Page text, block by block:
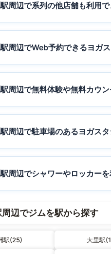
周辺で系列の他店舗も利用
周辺でWeb予約できるヨガ
周辺で無料体験や無料カウ
周辺で駐車場のあるヨガス
周辺でシャワーやロッカー
周辺でジムを駅から探す
駅(25) 大里駅